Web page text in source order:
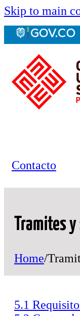
Skip to main
Contacto
Tramites
Home/
5.1